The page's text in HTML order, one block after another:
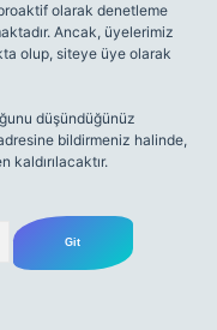
olarak denetleme
Ancak, üyelerimiz
olup, siteye üye olarak
düşündüğünüz
bildirmeniz halinde,